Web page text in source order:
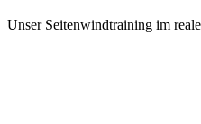
Unser Seitenwindtraining im